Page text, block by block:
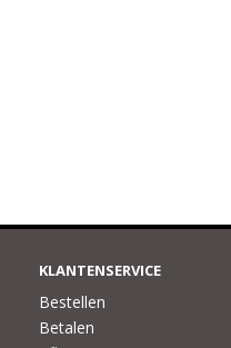
KLANTENSERVICE
Bestellen
Betalen